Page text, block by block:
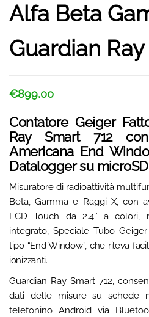
Alfa Beta
Guardian
€899,00
Contatore Geiger
Ray Smart 712
Americana End
Datalogger su
Misuratore di radioattività
Beta, Gamma e Raggi X, con
LCD Touch da 2.4″ a colori,
integrato, Speciale Tubo
tipo “End Window”, che rileva
ionizzanti.
Guardian Ray Smart 712,
dati delle misure su schede
telefonino Android via